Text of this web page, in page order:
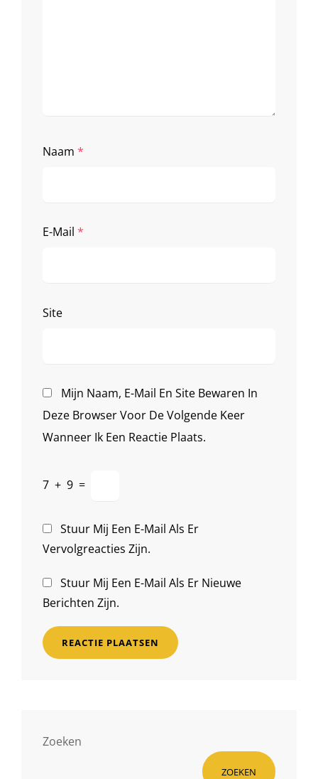
Naam *
E-Mail *
Site
Mijn Naam, E-Mail En Site Bewaren In
Deze Browser Voor De Volgende Keer
Wanneer Ik Een Reactie Plaats.
7 + 9 =
Stuur Mij Een E-Mail Als Er
Vervolgreacties Zijn.
Stuur Mij Een E-Mail Als Er Nieuwe
Berichten Zijn.
Zoeken
ZOEKEN